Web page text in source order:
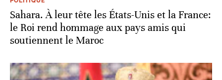
Sahara. À leur tête les États-Unis et la France:
le Roi rend hommage aux pays amis qui
soutiennent le Maroc